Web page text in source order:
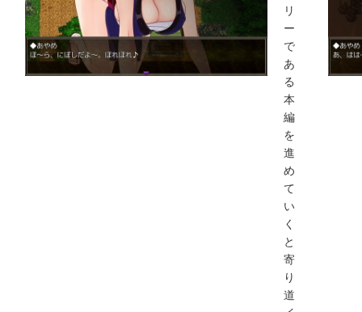
リ
ー
で
あ
る
本
編
を
進
め
て
い
く
と
寄
り
道